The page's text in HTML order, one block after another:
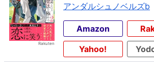
アンダルシュノベルズb
Amazon
Yahoo!